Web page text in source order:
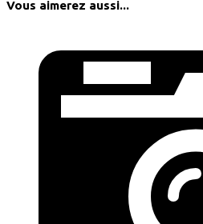
Vous aimerez aussi...